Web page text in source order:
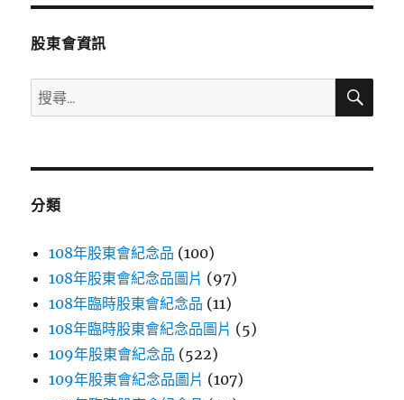
章:
股東會資訊
搜
尋
鍵
搜
分類
108年股東會紀念品 (100)
108年股東會紀念品圖片 (97)
108年臨時股東會紀念品 (11)
108年臨時股東會紀念品圖片 (5)
109年股東會紀念品 (522)
109年股東會紀念品圖片 (107)